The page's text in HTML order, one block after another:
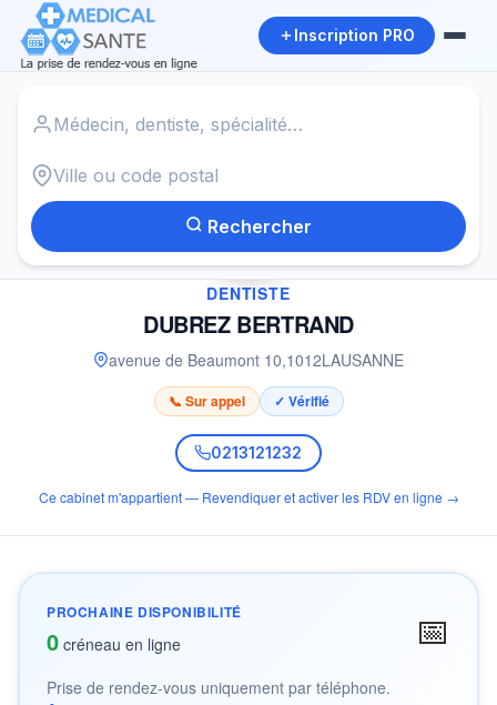
Inscription PRO
Rechercher
✓
DENTISTE
DUBREZ BERTRAND
avenue de Beaumont 10,1012LAUSANNE
📞 Sur appel ✓ Vérifié
0213121232
Ce cabinet m'appartient — Revendiquer et activer les RDV en ligne →
PROCHAINE DISPONIBILITÉ
0 créneau en ligne 📅
Prise de rendez-vous uniquement par téléphone.